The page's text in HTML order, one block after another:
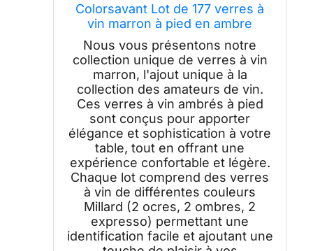
Colorsavant Lot de 177 verres à
vin marron à pied en ambre
soufflé à la main, verres à vin
élégants colorés en mélanine
pour décoration d'intérieur, salle à
manger et cadeaux
Nous vous présentons notre
collection unique de verres à vin
marron, l'ajout unique à la
collection des amateurs de vin.
Ces verres à vin ambrés à pied
sont conçus pour apporter
élégance et sophistication à votre
table, tout en offrant une
expérience confortable et légère.
Chaque lot comprend des verres
à vin de différentes couleurs
Millard (2 ocres, 2 ombres, 2
expresso) permettant une
identification facile et ajoutant une